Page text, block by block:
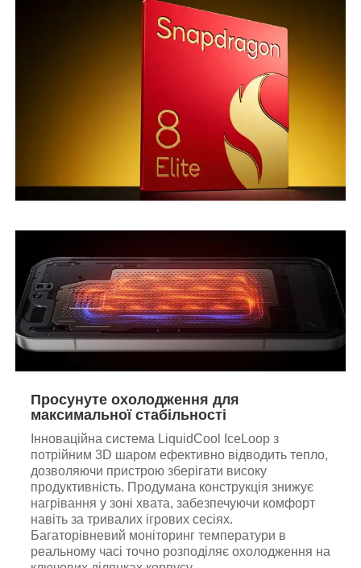
Просунуте охолодження для
максимальної стабільності
Інноваційна система LiquidCool IceLoop з
потрійним 3D шаром ефективно відводить тепло,
дозволяючи пристрою зберігати високу
продуктивність. Продумана конструкція знижує
нагрівання у зоні хвата, забезпечуючи комфорт
навіть за тривалих ігрових сесіях.
Багаторівневий моніторинг температури в
реальному часі точно розподіляє охолодження на